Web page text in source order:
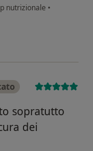
nutrizionale •
sopratutto
dei